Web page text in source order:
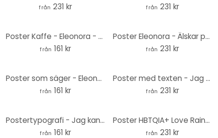
från 231 kr från 231 kr
Poster Kaffe - Eleonora - Älskar dig en Latte
från 161 kr
Poster Eleonora - Älskar penseldrag - Rund
från 231 kr
Poster som säger - Eleonora - Älskar penseldrag
från 161 kr
Poster med texten - Jag kan köpa blommor till mig själv - Rund
från 231 kr
Postertypografi - Jag kan köpa blommor till mig själv
från 161 kr
Poster HBTQIA+ Love Rainbow - Rund
från 231 kr